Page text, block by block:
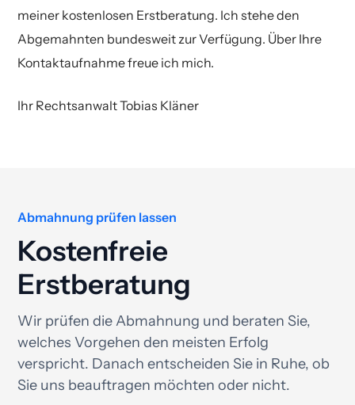
meiner kostenlosen Erstberatung. Ich stehe den
Abgemahnten bundesweit zur Verfügung. Über Ihre
Kontaktaufnahme freue ich mich.
Ihr Rechtsanwalt Tobias Kläner
Abmahnung prüfen lassen
Kostenfreie
Erstberatung
Wir prüfen die Abmahnung und beraten Sie,
welches Vorgehen den meisten Erfolg
verspricht. Danach entscheiden Sie in Ruhe, ob
Sie uns beauftragen möchten oder nicht.